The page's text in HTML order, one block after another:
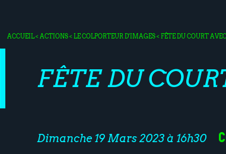
ACCUEIL<ACTIONS<LE COLPORTEUR D'IMAGES< FÊTE DU COURT
FÊTE DU
Dimanche 19 Mars 2023 à 16h30